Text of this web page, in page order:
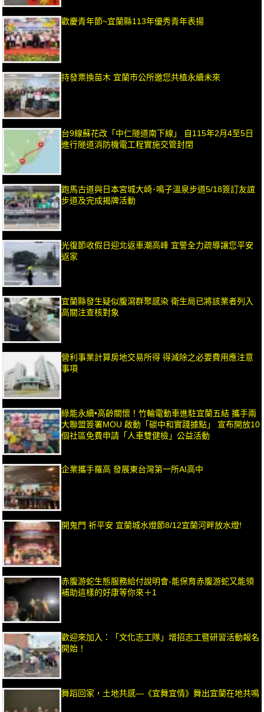
歡慶青年節~宜蘭縣113年優秀青年表揚
持發票換苗木 宜蘭市公所邀您共植永續未來
台9線蘇花改「中仁隧道南下線」 自115年2月4至5日
進行隧道消防機電工程實施交管封閉
跑馬古道與日本宮城大崎･鳴子溫泉步道5/18簽訂友誼
步道及完成揭牌活動
光復節收假日迎北返車潮高峰 宜警全力疏導讓您平安
返家
宜蘭縣發生疑似腹瀉群聚感染 衛生局已將該業者列入
高關注查核對象
營利事業計算房地交易所得 得減除之必要費用應注意
事項
綠能永續•高齡關懷！竹輪電動車進駐宜蘭五結 攜手兩
大聯盟簽署MOU 啟動「碳中和實踐據點」 宣布開放10
個社區免費申請「人車雙健檢」公益活動
企業攜手羅高 發展東台灣第一所AI高中
開鬼門 祈平安 宜蘭城水燈節8/12宜蘭河畔放水燈!
赤腹游蛇生態服務給付說明會-能保育赤腹游蛇又能領
補助這樣的好康等你來＋1
歡迎來加入：「文化志工隊」增招志工暨研習活動報名
開始！
舞蹈回家，土地共感—《宜舞宜情》舞出宜蘭在地共鳴